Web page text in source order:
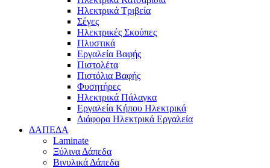
Ηλεκτρικά Τριβεία
Σέγες
Ηλεκτρικές Σκούπες
Πλυστικά
Εργαλεία Βαφής
Πιστολέτα
Πιστόλια Βαφής
Φυσητήρες
Ηλεκτρικά Πάλαγκα
Εργαλεία Κήπου Ηλεκτρικά
Διάφορα Ηλεκτρικά Εργαλεία
ΔΑΠΕΔΑ
Laminate
Ξύλινα Δάπεδα
Βινυλικά Δάπεδα